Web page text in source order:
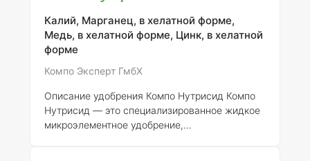
сбалансированное снабжение
микроэлементами, что способствует не
только повышению урожайности, но и
улучшению качества получаемой продукции.
Компо Нутримикс помогает предотвратить
дефицит микроэлементов, адаптируясь к
специфическим потребностям различных
сельскохозяйственных культур. Это особенно
Калий, Марганец, в хелатной форме,
Медь, в хелатной форме, Цинк, в хелатной
форме
Компо Эксперт ГмбХ
Описание удобрения Компо Нутрисид
Нутрисид — это специализированное жидкое
микроэлементное удобрение,